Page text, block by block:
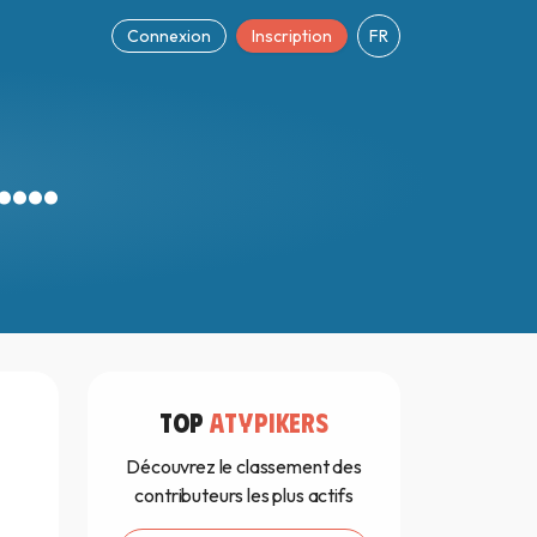
Connexion Inscription FR
TOP ATYPIKERS
Découvrez le classement des
contributeurs les plus actifs